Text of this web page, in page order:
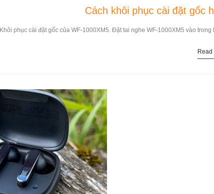
Cách khôi phục cài đặt gốc
Khôi phục cài đặt gốc của WF-1000XM5. Đặt tai nghe WF-1000XM5 vào
Read